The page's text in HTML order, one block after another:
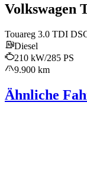
Volkswagen
Touareg 3.0 TDI
Diesel
210 kW/285 PS
9.900 km
Ähnliche